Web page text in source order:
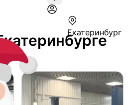
Екатеринбург